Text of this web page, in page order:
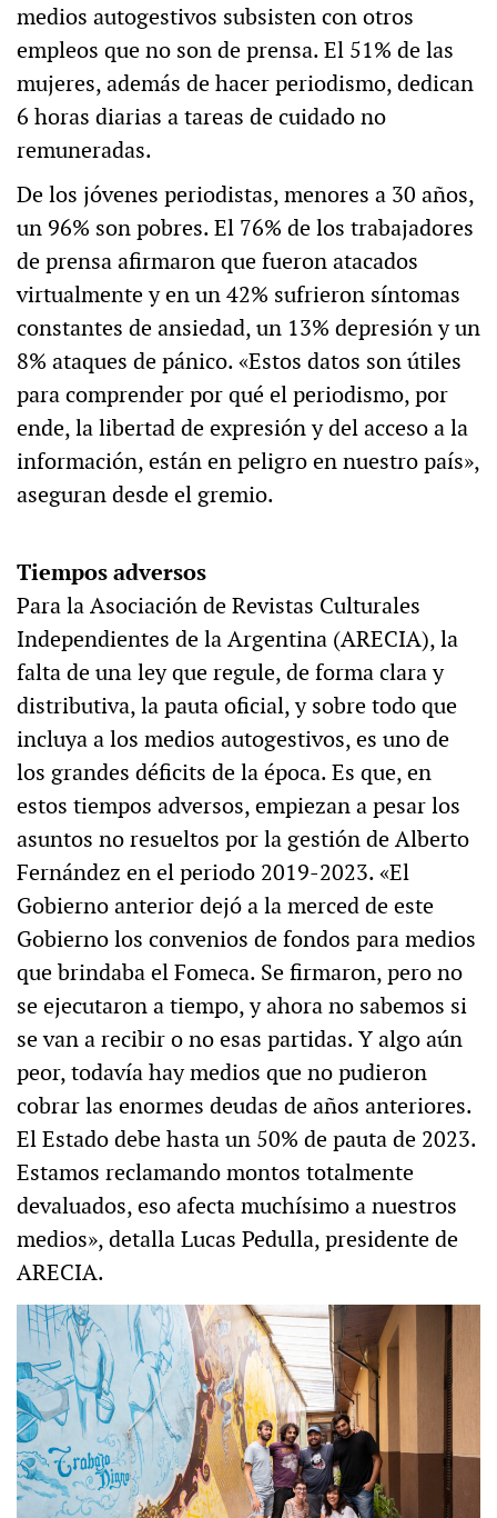
medios autogestivos subsisten con otros
empleos que no son de prensa. El 51% de las
mujeres, además de hacer periodismo, dedican
6 horas diarias a tareas de cuidado no
remuneradas.
De los jóvenes periodistas, menores a 30 años,
un 96% son pobres. El 76% de los trabajadores
de prensa afirmaron que fueron atacados
virtualmente y en un 42% sufrieron síntomas
constantes de ansiedad, un 13% depresión y un
8% ataques de pánico. «Estos datos son útiles
para comprender por qué el periodismo, por
ende, la libertad de expresión y del acceso a la
información, están en peligro en nuestro país»,
aseguran desde el gremio.
Tiempos adversos
Para la Asociación de Revistas Culturales
Independientes de la Argentina (ARECIA), la
falta de una ley que regule, de forma clara y
distributiva, la pauta oficial, y sobre todo que
incluya a los medios autogestivos, es uno de
los grandes déficits de la época. Es que, en
estos tiempos adversos, empiezan a pesar los
asuntos no resueltos por la gestión de Alberto
Fernández en el periodo 2019-2023. «El
Gobierno anterior dejó a la merced de este
Gobierno los convenios de fondos para medios
que brindaba el Fomeca. Se firmaron, pero no
se ejecutaron a tiempo, y ahora no sabemos si
se van a recibir o no esas partidas. Y algo aún
peor, todavía hay medios que no pudieron
cobrar las enormes deudas de años anteriores.
El Estado debe hasta un 50% de pauta de 2023.
Estamos reclamando montos totalmente
devaluados, eso afecta muchísimo a nuestros
medios», detalla Lucas Pedulla, presidente de
ARECIA.